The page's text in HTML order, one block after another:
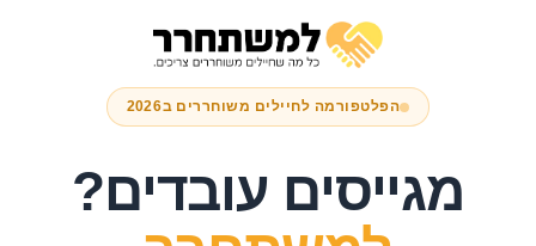
הפלטפורמה לחיילים משוחררים ב2026
מגייסים עובדים?